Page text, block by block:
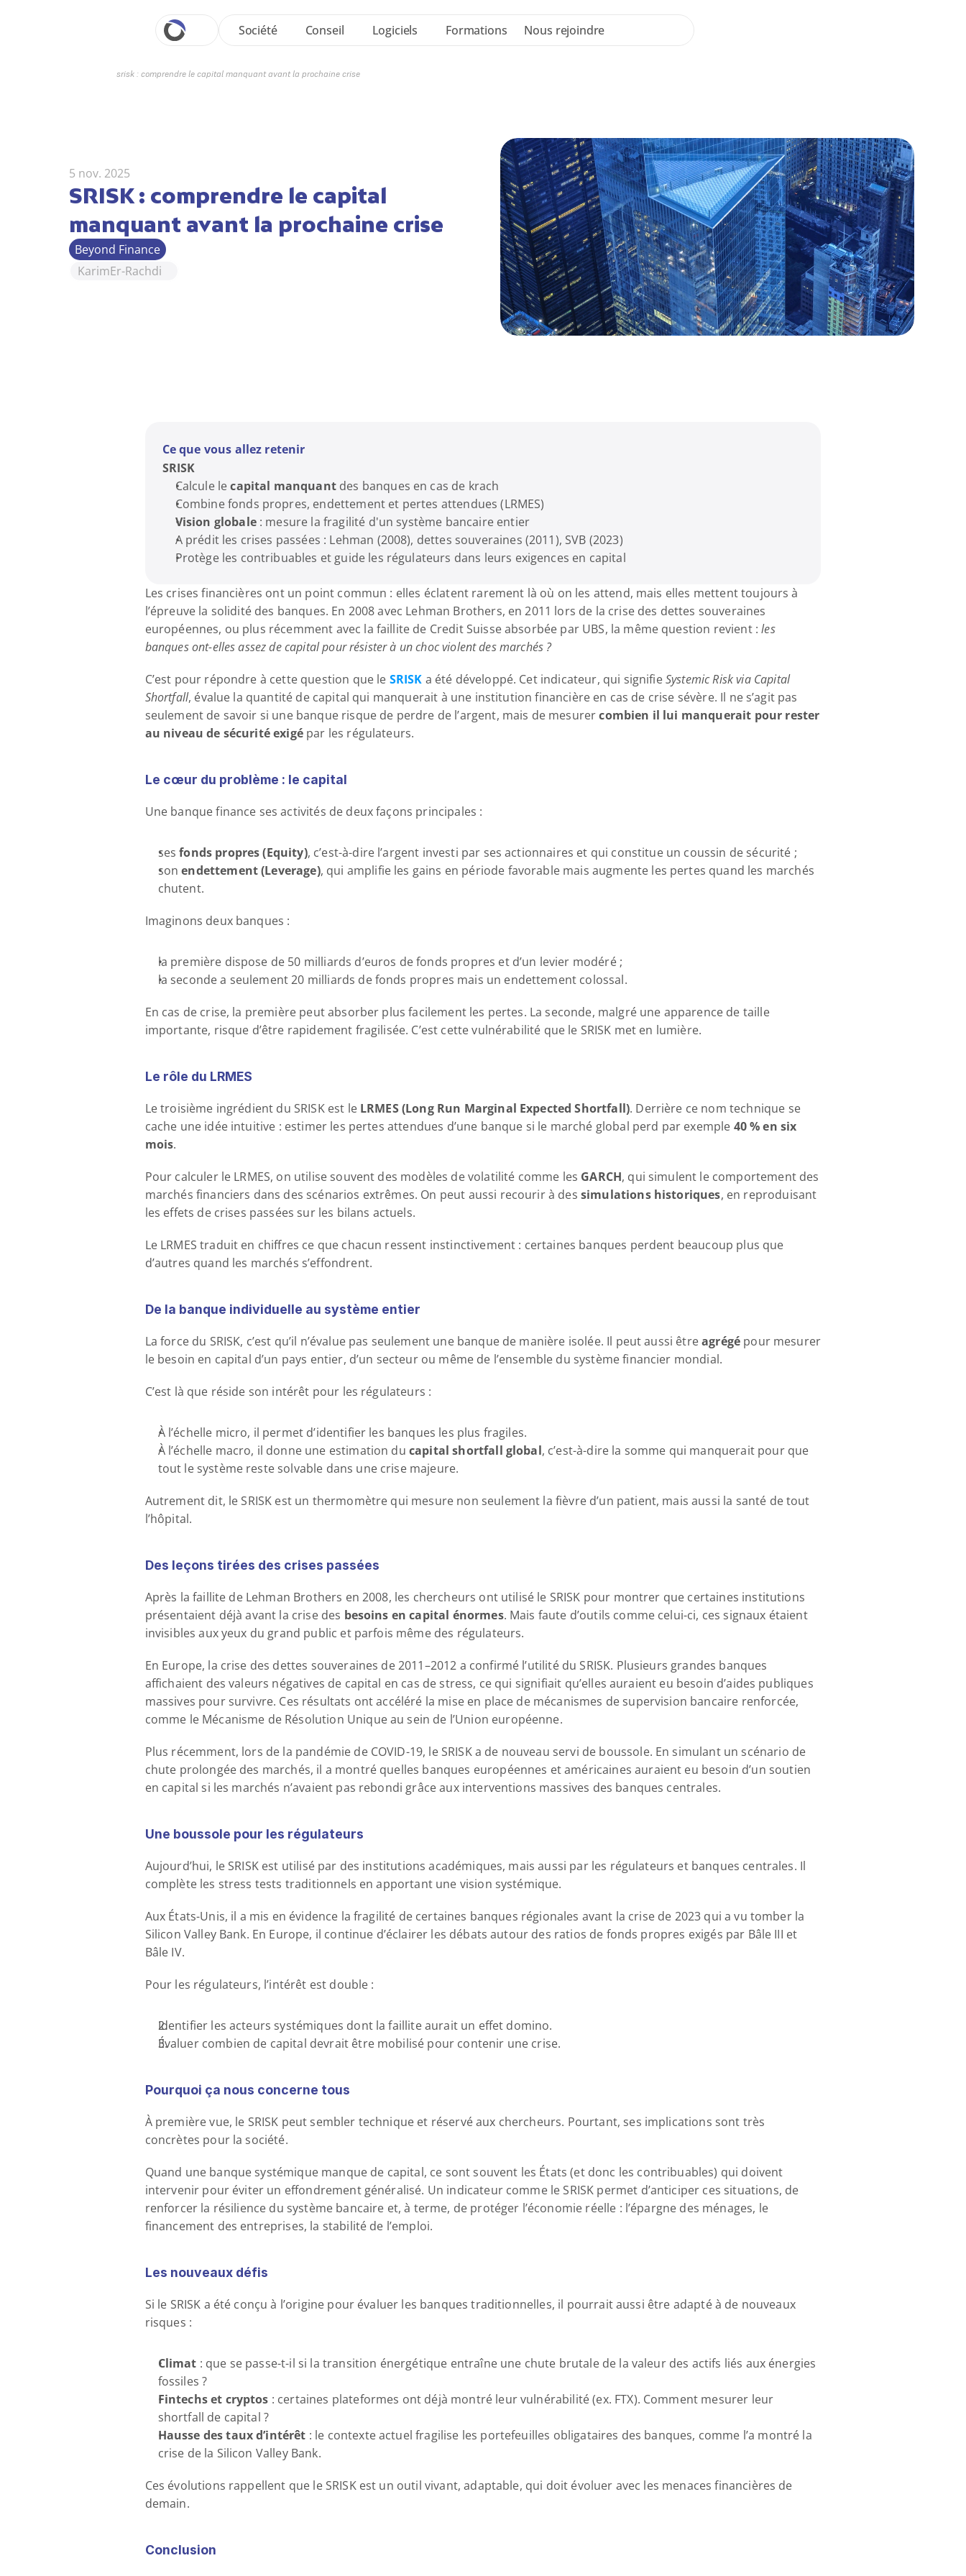
Société Conseil Logiciels Formations Nous rejoindre
srisk : comprendre le capital manquant avant la prochaine crise
5 nov. 2025
SRISK : comprendre le capital
manquant avant la prochaine crise
Beyond Finance
KarimEr-Rachdi
Ce que vous allez retenir
SRISK
Calcule le capital manquant des banques en cas de krach
Combine fonds propres, endettement et pertes attendues (LRMES)
Vision globale : mesure la fragilité d'un système bancaire entier
A prédit les crises passées : Lehman (2008), dettes souveraines (2011), SVB (2023)
Protège les contribuables et guide les régulateurs dans leurs exigences en capital
Les crises financières ont un point commun : elles éclatent rarement là où on les attend, mais elles mettent toujours à
l’épreuve la solidité des banques. En 2008 avec Lehman Brothers, en 2011 lors de la crise des dettes souveraines
européennes, ou plus récemment avec la faillite de Credit Suisse absorbée par UBS, la même question revient : les
banques ont-elles assez de capital pour résister à un choc violent des marchés ?
C’est pour répondre à cette question que le SRISK a été développé. Cet indicateur, qui signifie Systemic Risk via Capital
Shortfall, évalue la quantité de capital qui manquerait à une institution financière en cas de crise sévère. Il ne s’agit pas
seulement de savoir si une banque risque de perdre de l’argent, mais de mesurer combien il lui manquerait pour rester
au niveau de sécurité exigé par les régulateurs.
Le cœur du problème : le capital
Une banque finance ses activités de deux façons principales :
ses fonds propres (Equity), c’est-à-dire l’argent investi par ses actionnaires et qui constitue un coussin de sécurité ;
son endettement (Leverage), qui amplifie les gains en période favorable mais augmente les pertes quand les marchés
chutent.
Imaginons deux banques :
la première dispose de 50 milliards d’euros de fonds propres et d’un levier modéré ;
la seconde a seulement 20 milliards de fonds propres mais un endettement colossal.
En cas de crise, la première peut absorber plus facilement les pertes. La seconde, malgré une apparence de taille
importante, risque d’être rapidement fragilisée. C’est cette vulnérabilité que le SRISK met en lumière.
Le rôle du LRMES
Le troisième ingrédient du SRISK est le LRMES (Long Run Marginal Expected Shortfall). Derrière ce nom technique se
cache une idée intuitive : estimer les pertes attendues d’une banque si le marché global perd par exemple 40 % en six
mois.
Pour calculer le LRMES, on utilise souvent des modèles de volatilité comme les GARCH, qui simulent le comportement des
marchés financiers dans des scénarios extrêmes. On peut aussi recourir à des simulations historiques, en reproduisant
les effets de crises passées sur les bilans actuels.
Le LRMES traduit en chiffres ce que chacun ressent instinctivement : certaines banques perdent beaucoup plus que
d’autres quand les marchés s’effondrent.
De la banque individuelle au système entier
La force du SRISK, c’est qu’il n’évalue pas seulement une banque de manière isolée. Il peut aussi être agrégé pour mesurer
le besoin en capital d’un pays entier, d’un secteur ou même de l’ensemble du système financier mondial.
C’est là que réside son intérêt pour les régulateurs :
À l’échelle micro, il permet d’identifier les banques les plus fragiles.
À l’échelle macro, il donne une estimation du capital shortfall global, c’est-à-dire la somme qui manquerait pour que
tout le système reste solvable dans une crise majeure.
Autrement dit, le SRISK est un thermomètre qui mesure non seulement la fièvre d’un patient, mais aussi la santé de tout
l’hôpital.
Des leçons tirées des crises passées
Après la faillite de Lehman Brothers en 2008, les chercheurs ont utilisé le SRISK pour montrer que certaines institutions
présentaient déjà avant la crise des besoins en capital énormes. Mais faute d’outils comme celui-ci, ces signaux étaient
invisibles aux yeux du grand public et parfois même des régulateurs.
En Europe, la crise des dettes souveraines de 2011–2012 a confirmé l’utilité du SRISK. Plusieurs grandes banques
affichaient des valeurs négatives de capital en cas de stress, ce qui signifiait qu’elles auraient eu besoin d’aides publiques
massives pour survivre. Ces résultats ont accéléré la mise en place de mécanismes de supervision bancaire renforcée,
comme le Mécanisme de Résolution Unique au sein de l’Union européenne.
Plus récemment, lors de la pandémie de COVID-19, le SRISK a de nouveau servi de boussole. En simulant un scénario de
chute prolongée des marchés, il a montré quelles banques européennes et américaines auraient eu besoin d’un soutien
en capital si les marchés n’avaient pas rebondi grâce aux interventions massives des banques centrales.
Une boussole pour les régulateurs
Aujourd’hui, le SRISK est utilisé par des institutions académiques, mais aussi par les régulateurs et banques centrales. Il
complète les stress tests traditionnels en apportant une vision systémique.
Aux États-Unis, il a mis en évidence la fragilité de certaines banques régionales avant la crise de 2023 qui a vu tomber la
Silicon Valley Bank. En Europe, il continue d’éclairer les débats autour des ratios de fonds propres exigés par Bâle III et
Bâle IV.
Pour les régulateurs, l’intérêt est double :
Identifier les acteurs systémiques dont la faillite aurait un effet domino.
Évaluer combien de capital devrait être mobilisé pour contenir une crise.
Pourquoi ça nous concerne tous
À première vue, le SRISK peut sembler technique et réservé aux chercheurs. Pourtant, ses implications sont très
concrètes pour la société.
Quand une banque systémique manque de capital, ce sont souvent les États (et donc les contribuables) qui doivent
intervenir pour éviter un effondrement généralisé. Un indicateur comme le SRISK permet d’anticiper ces situations, de
renforcer la résilience du système bancaire et, à terme, de protéger l’économie réelle : l’épargne des ménages, le
financement des entreprises, la stabilité de l’emploi.
Les nouveaux défis
Si le SRISK a été conçu à l’origine pour évaluer les banques traditionnelles, il pourrait aussi être adapté à de nouveaux
risques :
Climat : que se passe-t-il si la transition énergétique entraîne une chute brutale de la valeur des actifs liés aux énergies
fossiles ?
Fintechs et cryptos : certaines plateformes ont déjà montré leur vulnérabilité (ex. FTX). Comment mesurer leur
shortfall de capital ?
Hausse des taux d’intérêt : le contexte actuel fragilise les portefeuilles obligataires des banques, comme l’a montré la
crise de la Silicon Valley Bank.
Ces évolutions rappellent que le SRISK est un outil vivant, adaptable, qui doit évoluer avec les menaces financières de
demain.
Conclusion